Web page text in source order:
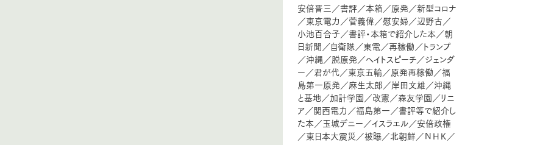
安倍晋三／書評／本箱／原発／新型コロナ
／東京電力／菅義偉／慰安婦／辺野古／
小池百合子／書評・本箱で紹介した本／朝
日新聞／自衛隊／東電／再稼働／トランプ
／沖縄／脱原発／ヘイトスピーチ／ジェンダ
ー／君が代／東京五輪／原発再稼働／福
島第一原発／麻生太郎／岸田文雄／沖縄
と基地／加計学園／改憲／森友学園／リニ
ア／関西電力／福島第一／書評等で紹介し
た本／玉城デニー／イスラエル／安倍政権
／東日本大震災／被曝／北朝鮮／ＮＨＫ／